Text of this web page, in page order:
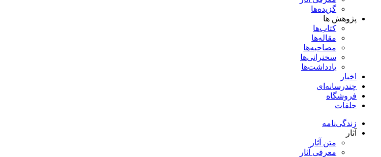
گزیده‌ها
پژوهش ها
کتاب‌ها
مقاله‌ها
مصاحبه‌ها
سخنرانی‌ها
یادداشت‌ها
اخبار
چندرسانه‌ای
فروشگاه
حلقات
زندگی‌نامه
آثار
متن آثار
معرفی آثار